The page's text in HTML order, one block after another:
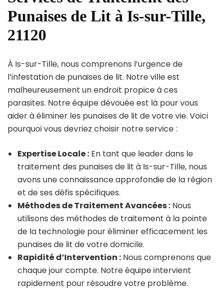
Punaises de Lit à Is-sur-Tille,
21120
À Is-sur-Tille, nous comprenons l’urgence de
l’infestation de punaises de lit. Notre ville est
malheureusement un endroit propice à ces
parasites. Notre équipe dévouée est là pour vous
aider à éliminer les punaises de lit de votre vie. Voici
pourquoi vous devriez choisir notre service :
Expertise Locale : En tant que leader dans le
traitement des punaises de lit à Is-sur-Tille, nous
avons une connaissance approfondie de la région
et de ses défis spécifiques.
Méthodes de Traitement Avancées : Nous
utilisons des méthodes de traitement à la pointe
de la technologie pour éliminer efficacement les
punaises de lit de votre domicile.
Rapidité d’Intervention : Nous comprenons que
chaque jour compte. Notre équipe intervient
rapidement pour résoudre votre problème.